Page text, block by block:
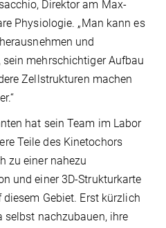
Direktor am Max-
Physiologie. „Man kann es
und
mehrschichtiger Aufbau
Zellstrukturen machen
hat sein Team im Labor
Teile des Kinetochors
zu einer nahezu
und einer 3D-Strukturkarte
Gebiet. Erst kürzlich
selbst nachzubauen, ihre